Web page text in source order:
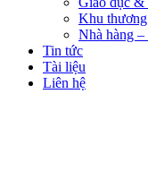
Khu
Nhà hàng
Tin tức
Tài liệu
Liên hệ